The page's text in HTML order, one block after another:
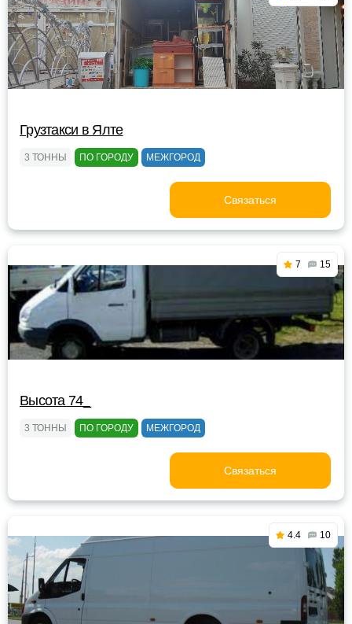
Грузтакси в Ялте
3 ТОННЫ ПО ГОРОДУ МЕЖГОРОД
Связаться
7 15
Высота 74_
3 ТОННЫ ПО ГОРОДУ МЕЖГОРОД
Связаться
4.4 10